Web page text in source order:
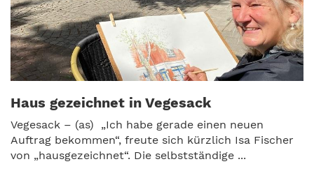
Haus gezeichnet in Vegesack
Vegesack – (as) „Ich habe gerade einen neuen
Auftrag bekommen“, freute sich kürzlich Isa Fischer
von „hausgezeichnet“. Die selbstständige ...